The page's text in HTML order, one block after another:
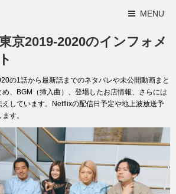
MENU
京2019-2020のインフォメ
の1話から最新話までのネタバレや未公開動画まと
、BGM（挿入曲）、登場したお店情報、さらには
しています。Netflixの配信日予定や地上波放送予
す。